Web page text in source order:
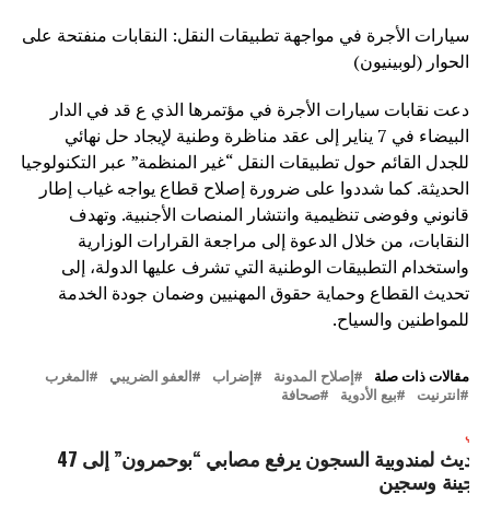
سيارات الأجرة في مواجهة تطبيقات النقل: النقابات منفتحة على
الحوار (لوبينيون)
دعت نقابات سيارات الأجرة في مؤتمرها الذي ع قد في الدار
البيضاء في 7 يناير إلى عقد مناظرة وطنية لإيجاد حل نهائي
للجدل القائم حول تطبيقات النقل “غير المنظمة” عبر التكنولوجيا
الحديثة. كما شددوا على ضرورة إصلاح قطاع يواجه غياب إطار
قانوني وفوضى تنظيمية وانتشار المنصات الأجنبية. وتهدف
النقابات، من خلال الدعوة إلى مراجعة القرارات الوزارية
واستخدام التطبيقات الوطنية التي تشرف عليها الدولة، إلى
تحديث القطاع وحماية حقوق المهنيين وضمان جودة الخدمة
للمواطنين والسياح.
مقالات ذات صلة إصلاح المدونة إضراب العفو الضريبي
المغرب
انترنيت
بيع الأدوية صحافة
تحديث لمندوبية السجون يرفع مصابي “بوحمرون” إلى 47
وسجين